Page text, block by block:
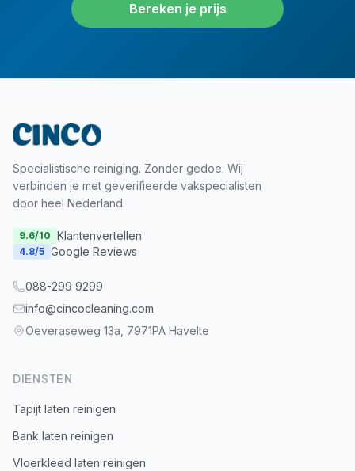
Bereken je prijs
Specialistische reiniging. Zonder gedoe. Wij
verbinden je met geverifieerde vakspecialisten
door heel Nederland.
9.6/10 Klantenvertellen
4.8/5 Google Reviews
088-299 9299
info@cincocleaning.com
Oeveraseweg 13a, 7971PA Havelte
DIENSTEN
Tapijt laten reinigen
Bank laten reinigen
Vloerkleed laten reinigen